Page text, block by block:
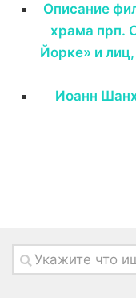
Описание
храма прп.
Йорке» и
Иоанн